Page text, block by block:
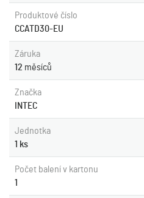
Produktové číslo
CCATD30-EU
Záruka
12 měsíců
Značka
INTEC
Jednotka
1 ks
Počet balení v kartonu
1